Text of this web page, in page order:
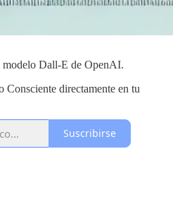
modelo Dall-E de OpenAI.
directamente en tu
Suscribirse